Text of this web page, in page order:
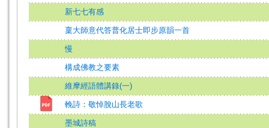
新七七有感
稟大師意代答普化居士即步原韻一首
慢
構成佛教之要素
維摩經語體講錄(一)
輓詩：敬悼脫山長老歌
墨城詩稿